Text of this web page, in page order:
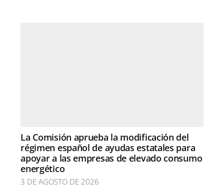
La Comisión aprueba la modificación del
régimen español de ayudas estatales para
apoyar a las empresas de elevado consumo
energético
3 DE AGOSTO DE 2026